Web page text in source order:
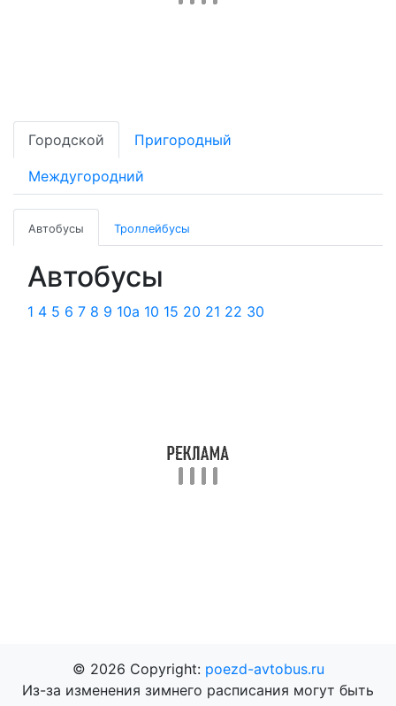
Городской Пригородный
Междугородний
Автобусы Троллейбусы
Автобусы
1 4 5 6 7 8 9 10а 10 15 20 21 22 30
© 2026 Copyright: poezd-avtobus.ru
Из-за изменения зимнего расписания могут быть